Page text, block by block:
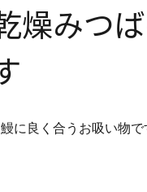
燥みつ
に良く合うお吸い物